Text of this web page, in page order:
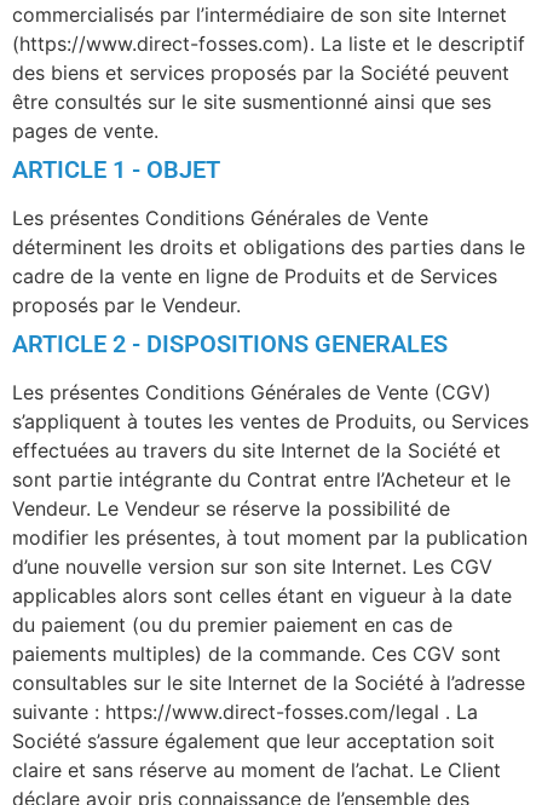
commercialisés par l’intermédiaire de son site Internet
(https://www.direct-fosses.com). La liste et le descriptif
des biens et services proposés par la Société peuvent
être consultés sur le site susmentionné ainsi que ses
pages de vente.
ARTICLE 1 - OBJET
Les présentes Conditions Générales de Vente
déterminent les droits et obligations des parties dans le
cadre de la vente en ligne de Produits et de Services
proposés par le Vendeur.
ARTICLE 2 - DISPOSITIONS GENERALES
Les présentes Conditions Générales de Vente (CGV)
s’appliquent à toutes les ventes de Produits, ou Services
effectuées au travers du site Internet de la Société et
sont partie intégrante du Contrat entre l’Acheteur et le
Vendeur. Le Vendeur se réserve la possibilité de
modifier les présentes, à tout moment par la publication
d’une nouvelle version sur son site Internet. Les CGV
applicables alors sont celles étant en vigueur à la date
du paiement (ou du premier paiement en cas de
paiements multiples) de la commande. Ces CGV sont
consultables sur le site Internet de la Société à l’adresse
suivante : https://www.direct-fosses.com/legal . La
Société s’assure également que leur acceptation soit
claire et sans réserve au moment de l’achat. Le Client
déclare avoir pris connaissance de l’ensemble des